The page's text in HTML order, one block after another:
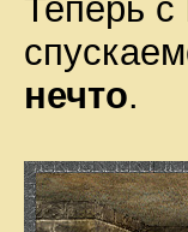
Теперь с
нечто.